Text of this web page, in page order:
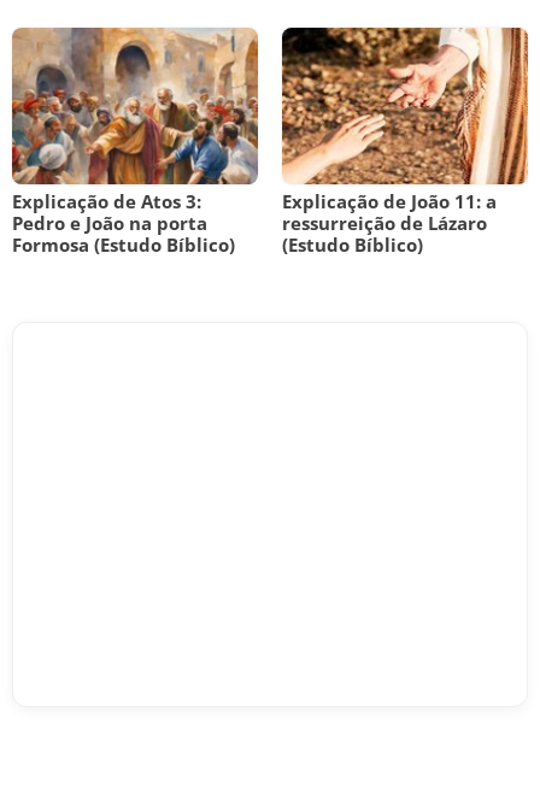
Explicação de Atos 3:
Pedro e João na porta
Formosa (Estudo Bíblico)
Explicação de João 11: a
ressurreição de Lázaro
(Estudo Bíblico)